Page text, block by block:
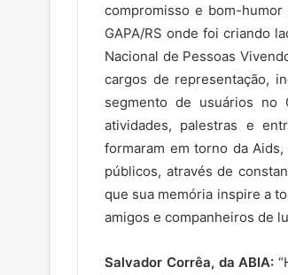
compromisso e bom-humor
GAPA/RS onde foi criando
Nacional de Pessoas
cargos de representação,
segmento de usuários no
atividades, palestras e
formaram em torno da
públicos, através de
que sua memória inspire a
amigos e companheiros de
Salvador Corrêa, da ABIA: